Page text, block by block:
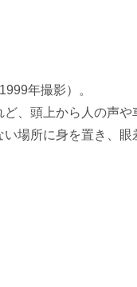
年撮影）。
、頭上から人の声
場所に身を置き、